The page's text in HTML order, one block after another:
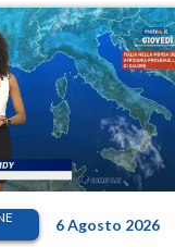
6 Agosto 2026